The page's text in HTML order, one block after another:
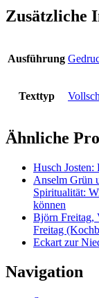
Zusätzliche
Ausführung
Texttyp
Ähnliche
Husch Josten:
Anselm Grün
Spiritualität:
können
Björn Freitag,
Freitag
Eckart zur
Navigation